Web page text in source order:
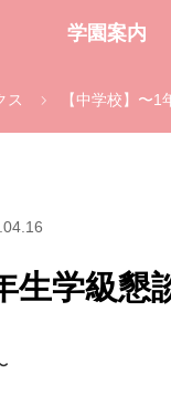
学園案内
ス 【中学校】〜
生学級懇